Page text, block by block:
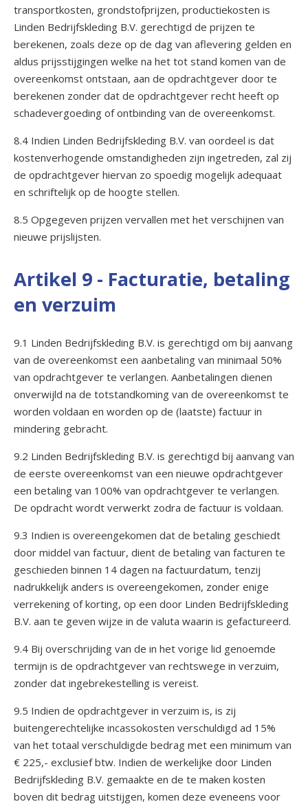
transportkosten, grondstofprijzen, productiekosten is
Linden Bedrijfskleding B.V. gerechtigd de prijzen te
berekenen, zoals deze op de dag van aflevering gelden en
aldus prijsstijgingen welke na het tot stand komen van de
overeenkomst ontstaan, aan de opdrachtgever door te
berekenen zonder dat de opdrachtgever recht heeft op
schadevergoeding of ontbinding van de overeenkomst.
8.4 Indien Linden Bedrijfskleding B.V. van oordeel is dat
kostenverhogende omstandigheden zijn ingetreden, zal zij
de opdrachtgever hiervan zo spoedig mogelijk adequaat
en schriftelijk op de hoogte stellen.
8.5 Opgegeven prijzen vervallen met het verschijnen van
nieuwe prijslijsten.
Artikel 9 - Facturatie, betaling
en verzuim
9.1 Linden Bedrijfskleding B.V. is gerechtigd om bij aanvang
van de overeenkomst een aanbetaling van minimaal 50%
van opdrachtgever te verlangen. Aanbetalingen dienen
onverwijld na de totstandkoming van de overeenkomst te
worden voldaan en worden op de (laatste) factuur in
mindering gebracht.
9.2 Linden Bedrijfskleding B.V. is gerechtigd bij aanvang van
de eerste overeenkomst van een nieuwe opdrachtgever
een betaling van 100% van opdrachtgever te verlangen.
De opdracht wordt verwerkt zodra de factuur is voldaan.
9.3 Indien is overeengekomen dat de betaling geschiedt
door middel van factuur, dient de betaling van facturen te
geschieden binnen 14 dagen na factuurdatum, tenzij
nadrukkelijk anders is overeengekomen, zonder enige
verrekening of korting, op een door Linden Bedrijfskleding
B.V. aan te geven wijze in de valuta waarin is gefactureerd.
9.4 Bij overschrijding van de in het vorige lid genoemde
termijn is de opdrachtgever van rechtswege in verzuim,
zonder dat ingebrekestelling is vereist.
9.5 Indien de opdrachtgever in verzuim is, is zij
buitengerechtelijke incassokosten verschuldigd ad 15%
van het totaal verschuldigde bedrag met een minimum van
€ 225,- exclusief btw. Indien de werkelijke door Linden
Bedrijfskleding B.V. gemaakte en de te maken kosten
boven dit bedrag uitstijgen, komen deze eveneens voor